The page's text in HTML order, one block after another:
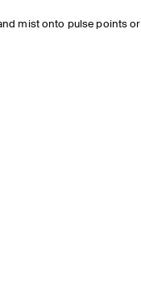
mist onto pulse points or